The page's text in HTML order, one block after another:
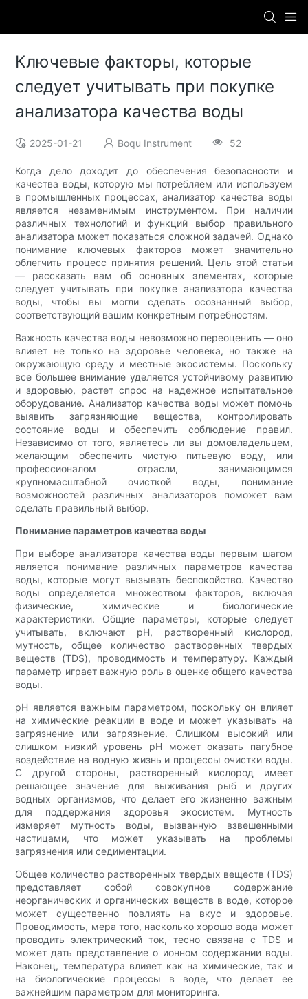
Ключевые факторы, которые
следует учитывать при покупке
анализатора качества воды
2025-01-21 Boqu Instrument 52
Когда дело доходит до обеспечения безопасности и
качества воды, которую мы потребляем или используем
в промышленных процессах, анализатор качества воды
является незаменимым инструментом. При наличии
различных технологий и функций выбор правильного
анализатора может показаться сложной задачей. Однако
понимание ключевых факторов может значительно
облегчить процесс принятия решений. Цель этой статьи
— рассказать вам об основных элементах, которые
следует учитывать при покупке анализатора качества
воды, чтобы вы могли сделать осознанный выбор,
соответствующий вашим конкретным потребностям.
Важность качества воды невозможно переоценить — оно
влияет не только на здоровье человека, но также на
окружающую среду и местные экосистемы. Поскольку
все большее внимание уделяется устойчивому развитию
и здоровью, растет спрос на надежное испытательное
оборудование. Анализатор качества воды может помочь
выявить загрязняющие вещества, контролировать
состояние воды и обеспечить соблюдение правил.
Независимо от того, являетесь ли вы домовладельцем,
желающим обеспечить чистую питьевую воду, или
профессионалом отрасли, занимающимся
крупномасштабной очисткой воды, понимание
возможностей различных анализаторов поможет вам
сделать правильный выбор.
Понимание параметров качества воды
При выборе анализатора качества воды первым шагом
является понимание различных параметров качества
воды, которые могут вызывать беспокойство. Качество
воды определяется множеством факторов, включая
физические, химические и биологические
характеристики. Общие параметры, которые следует
учитывать, включают pH, растворенный кислород,
мутность, общее количество растворенных твердых
веществ (TDS), проводимость и температуру. Каждый
параметр играет важную роль в оценке общего качества
воды.
pH является важным параметром, поскольку он влияет
на химические реакции в воде и может указывать на
загрязнение или загрязнение. Слишком высокий или
слишком низкий уровень pH может оказать пагубное
воздействие на водную жизнь и процессы очистки воды.
С другой стороны, растворенный кислород имеет
решающее значение для выживания рыб и других
водных организмов, что делает его жизненно важным
для поддержания здоровья экосистем. Мутность
измеряет мутность воды, вызванную взвешенными
частицами, что может указывать на проблемы
загрязнения или седиментации.
Общее количество растворенных твердых веществ (TDS)
представляет собой совокупное содержание
неорганических и органических веществ в воде, которое
может существенно повлиять на вкус и здоровье.
Проводимость, мера того, насколько хорошо вода может
проводить электрический ток, тесно связана с TDS и
может дать представление о ионном содержании воды.
Наконец, температура влияет как на химические, так и
на биологические процессы в воде, что делает ее
важнейшим параметром для мониторинга.